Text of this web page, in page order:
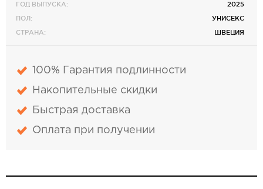
ГОД ВЫПУСКА:
2025
ПОЛ:
УНИСЕКС
СТРАНА:
ШВЕЦИЯ
100% Гарантия подлинности
Накопительные скидки
Быстрая доставка
Оплата при получении